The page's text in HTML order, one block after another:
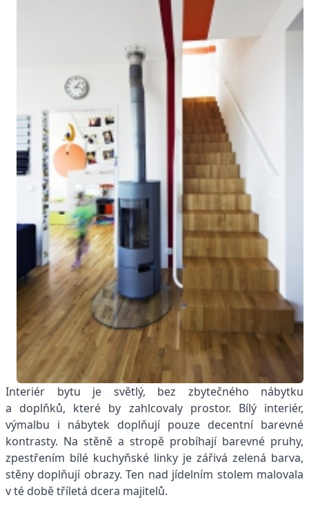
Interiér bytu je světlý, bez zbytečného nábytku
a doplňků, které by zahlcovaly prostor. Bílý interiér,
výmalbu i nábytek doplňují pouze decentní barevné
kontrasty. Na stěně a stropě probíhají barevné pruhy,
zpestřením bílé kuchyňské linky je zářivá zelená barva,
stěny doplňují obrazy. Ten nad jídelním stolem malovala
v té době tříletá dcera majitelů.